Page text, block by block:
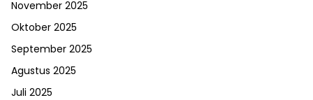
November 2025
Oktober 2025
September 2025
Agustus 2025
Juli 2025